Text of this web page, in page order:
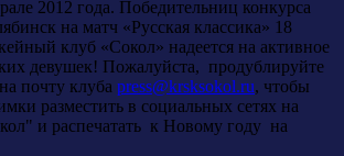
2012 года. Победительниц конкурса
на матч «Русская классика» 18
клуб «Сокол» надеется на активное
девушек! Пожалуйста, продублируйте
почту клуба press@krsksokol.ru, чтобы
разместить в социальных сетях на
и распечатать к Новому году на